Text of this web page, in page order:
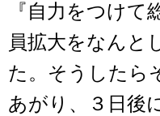
『自力をつけて
員拡大をなんと
た。そうしたら
あがり、３日後